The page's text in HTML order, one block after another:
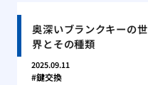
奥深いブランクキーの世
界とその種類
2025.09.11
鍵交換